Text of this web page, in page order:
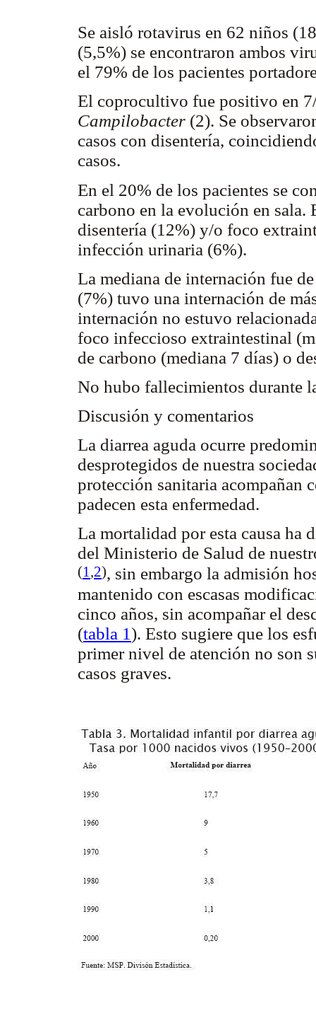
Se aisló rotavirus en 62 niños
(5,5%) se encontraron ambos
el 79% de los pacientes
El coprocultivo fue positivo en
Campilobacter (2). Se
casos con disentería,
casos.
En el 20% de los pacientes se
carbono en la evolución en
disentería (12%) y/o foco
infección urinaria (6%).
La mediana de internación fue
(7%) tuvo una internación de
internación no estuvo
foco infeccioso extraintestinal
de carbono (mediana 7 días) o
No hubo fallecimientos durante
Discusión y comentarios
La diarrea aguda ocurre
desprotegidos de nuestra
protección sanitaria acompañan
padecen esta enfermedad.
La mortalidad por esta causa ha
del Ministerio de Salud de
(1 ,2), sin embargo la admisión
mantenido con escasas
cinco años, sin acompañar el
(tabla 1). Esto sugiere que los
primer nivel de atención no son
casos graves.